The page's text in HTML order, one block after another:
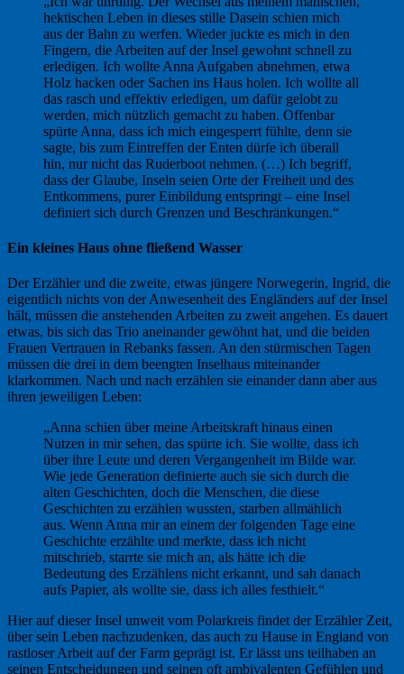
hektischen Leben in dieses stille Dasein schien mich
aus der Bahn zu werfen. Wieder juckte es mich in den
Fingern, die Arbeiten auf der Insel gewohnt schnell zu
erledigen. Ich wollte Anna Aufgaben abnehmen, etwa
Holz hacken oder Sachen ins Haus holen. Ich wollte all
das rasch und effektiv erledigen, um dafür gelobt zu
werden, mich nützlich gemacht zu haben. Offenbar
spürte Anna, dass ich mich eingesperrt fühlte, denn sie
sagte, bis zum Eintreffen der Enten dürfe ich überall
hin, nur nicht das Ruderboot nehmen. (…) Ich begriff,
dass der Glaube, Inseln seien Orte der Freiheit und des
Entkommens, purer Einbildung entspringt – eine Insel
definiert sich durch Grenzen und Beschränkungen.“
Ein kleines Haus ohne fließend Wasser
Der Erzähler und die zweite, etwas jüngere Norwegerin, Ingrid, die
eigentlich nichts von der Anwesenheit des Engländers auf der Insel
hält, müssen die anstehenden Arbeiten zu zweit angehen. Es dauert
etwas, bis sich das Trio aneinander gewöhnt hat, und die beiden
Frauen Vertrauen in Rebanks fassen. An den stürmischen Tagen
müssen die drei in dem beengten Inselhaus miteinander
klarkommen. Nach und nach erzählen sie einander dann aber aus
ihren jeweiligen Leben:
„Anna schien über meine Arbeitskraft hinaus einen
Nutzen in mir sehen, das spürte ich. Sie wollte, dass ich
über ihre Leute und deren Vergangenheit im Bilde war.
Wie jede Generation definierte auch sie sich durch die
alten Geschichten, doch die Menschen, die diese
Geschichten zu erzählen wussten, starben allmählich
aus. Wenn Anna mir an einem der folgenden Tage eine
Geschichte erzählte und merkte, dass ich nicht
mitschrieb, starrte sie mich an, als hätte ich die
Bedeutung des Erzählens nicht erkannt, und sah danach
aufs Papier, als wollte sie, dass ich alles festhielt.“
Hier auf dieser Insel unweit vom Polarkreis findet der Erzähler Zeit,
über sein Leben nachzudenken, das auch zu Hause in England von
rastloser Arbeit auf der Farm geprägt ist. Er lässt uns teilhaben an
seinen Entscheidungen und seinen oft ambivalenten Gefühlen und